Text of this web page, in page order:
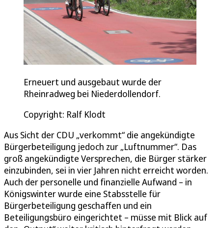
Erneuert und ausgebaut wurde der
Rheinradweg bei Niederdollendorf.
Copyright: Ralf Klodt
Aus Sicht der CDU „verkommt“ die angekündigte
Bürgerbeteiligung jedoch zur „Luftnummer“. Das
groß angekündigte Versprechen, die Bürger stärker
einzubinden, sei in vier Jahren nicht erreicht worden.
Auch der personelle und finanzielle Aufwand – in
Königswinter wurde eine Stabsstelle für
Bürgerbeteiligung geschaffen und ein
Beteiligungsbüro eingerichtet – müsse mit Blick auf